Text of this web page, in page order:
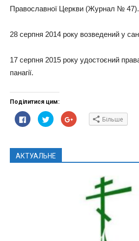
Православної Церкви (Журнал № 47).
28 серпня 2014 року возведений у
17 серпня 2015 року удостоєний
панагії.
Поділитися цим:
Click
to
share
у
новому
вікні)
Click
to
share
у
новому
вікні)
Click
to
вікні)
Більше
АКТУАЛЬНЕ